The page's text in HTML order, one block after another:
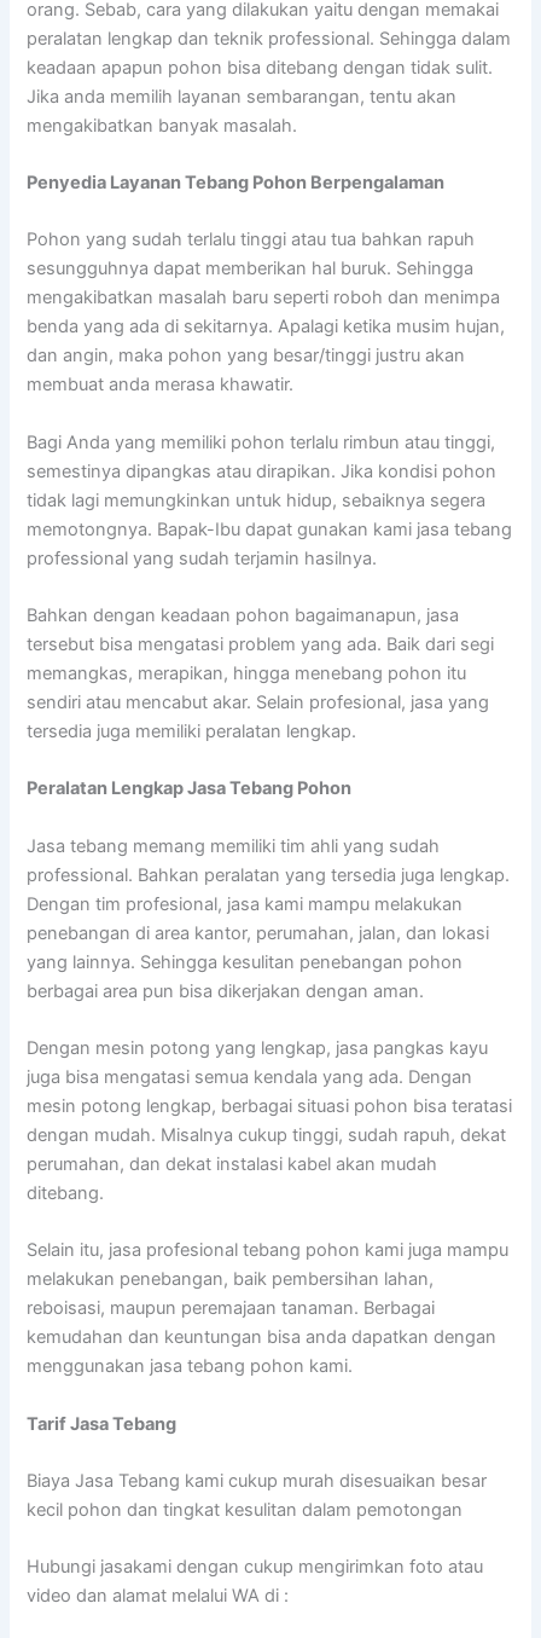
orang. Sebab, cara yang dilakukan yaitu dengan memakai
peralatan lengkap dan teknik professional. Sehingga dalam
keadaan apapun pohon bisa ditebang dengan tidak sulit.
Jika anda memilih layanan sembarangan, tentu akan
mengakibatkan banyak masalah.
Penyedia Layanan Tebang Pohon Berpengalaman
Pohon yang sudah terlalu tinggi atau tua bahkan rapuh
sesungguhnya dapat memberikan hal buruk. Sehingga
mengakibatkan masalah baru seperti roboh dan menimpa
benda yang ada di sekitarnya. Apalagi ketika musim hujan,
dan angin, maka pohon yang besar/tinggi justru akan
membuat anda merasa khawatir.
Bagi Anda yang memiliki pohon terlalu rimbun atau tinggi,
semestinya dipangkas atau dirapikan. Jika kondisi pohon
tidak lagi memungkinkan untuk hidup, sebaiknya segera
memotongnya. Bapak-Ibu dapat gunakan kami jasa tebang
professional yang sudah terjamin hasilnya.
Bahkan dengan keadaan pohon bagaimanapun, jasa
tersebut bisa mengatasi problem yang ada. Baik dari segi
memangkas, merapikan, hingga menebang pohon itu
sendiri atau mencabut akar. Selain profesional, jasa yang
tersedia juga memiliki peralatan lengkap.
Peralatan Lengkap Jasa Tebang Pohon
Jasa tebang memang memiliki tim ahli yang sudah
professional. Bahkan peralatan yang tersedia juga lengkap.
Dengan tim profesional, jasa kami mampu melakukan
penebangan di area kantor, perumahan, jalan, dan lokasi
yang lainnya. Sehingga kesulitan penebangan pohon
berbagai area pun bisa dikerjakan dengan aman.
Dengan mesin potong yang lengkap, jasa pangkas kayu
juga bisa mengatasi semua kendala yang ada. Dengan
mesin potong lengkap, berbagai situasi pohon bisa teratasi
dengan mudah. Misalnya cukup tinggi, sudah rapuh, dekat
perumahan, dan dekat instalasi kabel akan mudah
ditebang.
Selain itu, jasa profesional tebang pohon kami juga mampu
melakukan penebangan, baik pembersihan lahan,
reboisasi, maupun peremajaan tanaman. Berbagai
kemudahan dan keuntungan bisa anda dapatkan dengan
menggunakan jasa tebang pohon kami.
TarifJasa Tebang
Biaya Jasa Tebang kami cukup murah disesuaikan besar
kecil pohon dan tingkat kesulitan dalam pemotongan
Hubungi jasakami dengan cukup mengirimkan foto atau
video dan alamat melalui WA di :